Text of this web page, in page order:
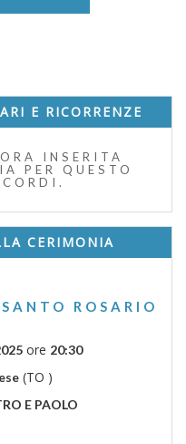
E RICORRENZE
INSERITA
PER QUESTO
CERIMONIA
ROSARIO
ore 20:30
(TO )
E PAOLO